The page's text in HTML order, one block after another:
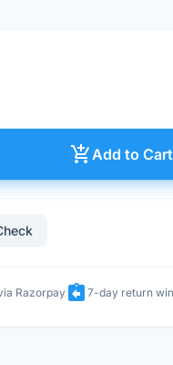
add_shopping_cartAdd to Cart
Razorpay assignment_return7-day return